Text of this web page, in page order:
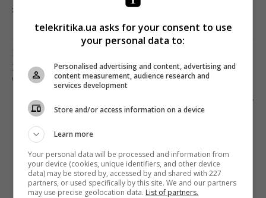
загрузка...
Предыдущий пост
ЖИТЕЛИ КРЫМА И ДОНБАССА СМОГУТ
СМОТРЕТЬ ЭФИРЫ UA|TV
Следующий пост
ПРИГОТОВЬТЕСЬ К РОЛЕВЫМ ИГРАМ НА «ЛИГЕ
telekritika.ua asks for your consent to use
your personal data to:
Personalised advertising and content, advertising and
content measurement, audience research and
services development
Store and/or access information on a device
Learn more
Your personal data will be processed and information from
your device (cookies, unique identifiers, and other device
data) may be stored by, accessed by and shared with 227
partners, or used specifically by this site. We and our partners
may use precise geolocation data. List of partners.